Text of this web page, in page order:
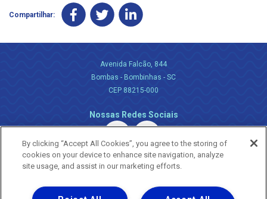
Compartilhar:
Avenida Falcão, 844
Bombas - Bombinhas - SC
CEP 88215-000
Nossas Redes Sociais
By clicking “Accept All Cookies”, you agree to the storing of
cookies on your device to enhance site navigation, analyze
site usage, and assist in our marketing efforts.